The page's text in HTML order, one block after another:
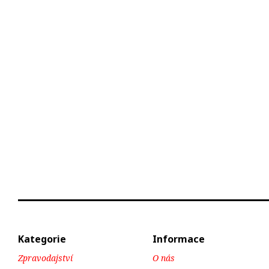
Kategorie
Zpravodajství
Informace
O nás